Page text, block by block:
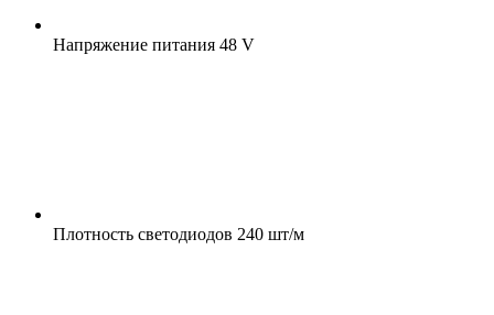
Напряжение питания 48 V
Плотность светодиодов 240 шт/м